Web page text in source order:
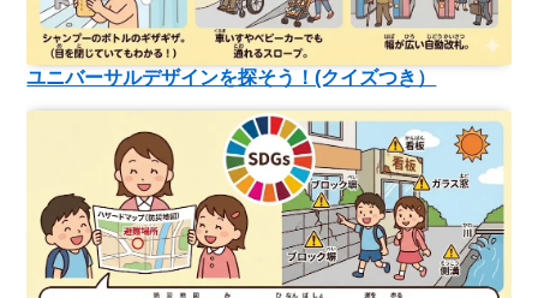
ユニバーサルデザインを探そう！(クイズつき）